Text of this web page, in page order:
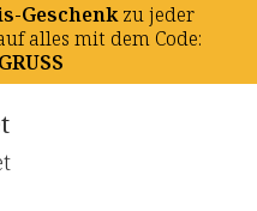
Geschenkzu jeder
alles mit dem Code: